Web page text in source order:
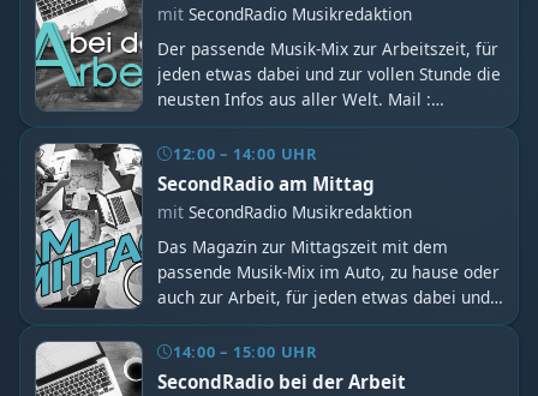
Thüringen, Sachsen-Anhalt, Brandenburg
und Bayern "Fern vom Üblichen, nah am
Besonderen"! -Regionale Nachrichten für
Sachsen! -die neusten Verkehrsmeldungen
Hotline + Whatsapp: 0341-358 83 095
mit SecondRadio Musikredaktion
Der passende Musik-Mix zur Arbeitszeit, für
jeden etwas dabei und zur vollen Stunde die
neusten Infos aus aller Welt. Mail :
0341-358 83 095
12:00 – 14:00 UHR
SecondRadio am Mittag
mit SecondRadio Musikredaktion
Das Magazin zur Mittagszeit mit dem
passende Musik-Mix im Auto, zu hause oder
auch zur Arbeit, für jeden etwas dabei und
aller Welt. Ab ca. 13:10 bis 13:30 Uhr, die
Wiederholung der neuen Folge - Blick
14:00 – 15:00 UHR
SecondRadio bei der Arbeit